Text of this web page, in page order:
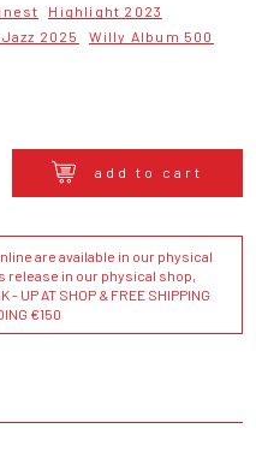
Highlight 2023
2025
Willy Album 500
add to cart
are available in our physical
release in our physical shop,
UP AT SHOP & FREE SHIPPING
€150